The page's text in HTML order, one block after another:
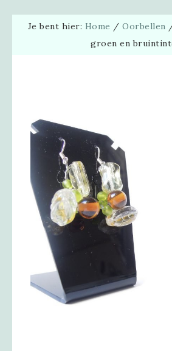
Je bent hier: Home / Oorbellen
groen en